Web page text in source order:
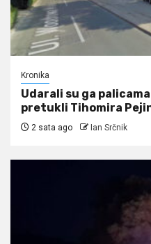
Kronika
Udarali su ga
pretukli Tihomira
2 sata ago Ian Srčnik